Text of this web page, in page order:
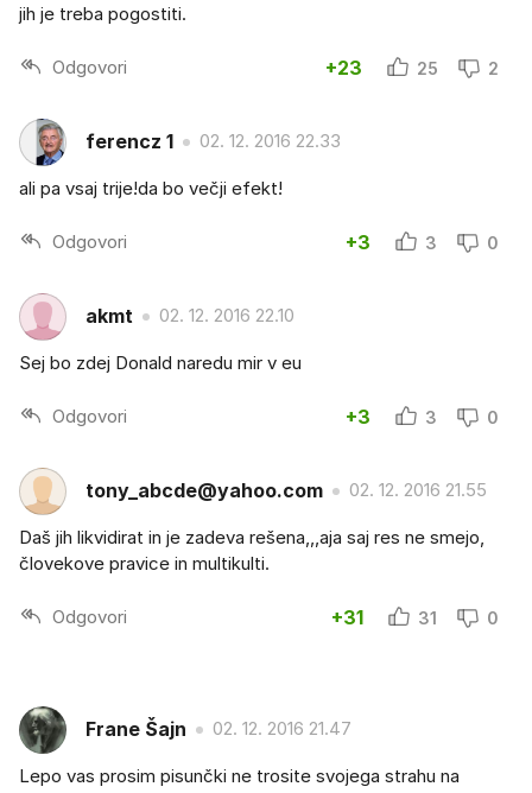
jih je treba pogostiti.
Odgovori +23 25 2
ferencz 1 02. 12. 2016 22.33
ali pa vsaj trije!da bo večji efekt!
Odgovori +3 3 0
akmt 02. 12. 2016 22.10
Sej bo zdej Donald naredu mir v eu
Odgovori +3 3 0
tony_abcde@yahoo.com 02. 12. 2016 21.55
Daš jih likvidirat in je zadeva rešena,,,aja saj res ne smejo,
človekove pravice in multikulti.
Odgovori +31 31 0
Frane Šajn 02. 12. 2016 21.47
Lepo vas prosim pisunčki ne trosite svojega strahu na